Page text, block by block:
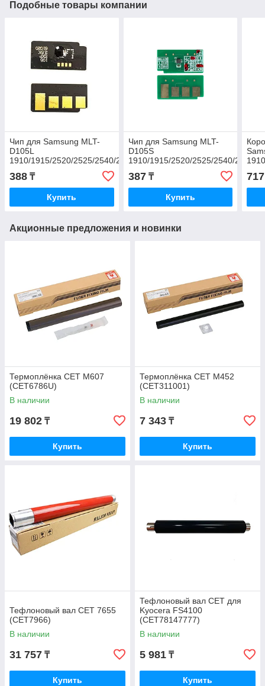
Подобные товары компании
Чип для Samsung MLT-
D105L
1910/1915/2520/2525/2540/2580/SCX-
4600/4606/4623 (2.5K)
388 ₸
Купить
Чип для Samsung MLT-
D105S
1910/1915/2520/2525/2540/2580/
4600/4606/4623 (1K)
387₸
Купить
717
Акционные предложения и новинки
Термоплёнка CET M607
(CET6786U)
В наличии
19 802 ₸
Купить
Термоплёнка CET M452
(CET311001)
В наличии
7 343 ₸
Купить
Тефлоновый вал CET 7655
(CET7966)
В наличии
31 757 ₸
Купить
Тефлоновый вал CET для
Kyocera FS4100
(CET78147777)
В наличии
5 981 ₸
Купить